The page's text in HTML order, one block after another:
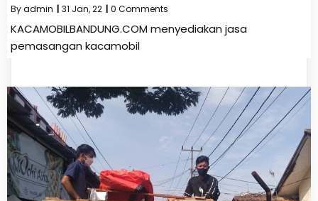
Byadmin | 31 Jan, 22 | 0 Comments
KACAMOBILBANDUNG.COM menyediakan jasa
pemasangan kacamobil